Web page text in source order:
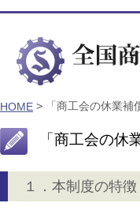
HOME > 「商工会の休業補
「商工会の休
１．本制度の特徴